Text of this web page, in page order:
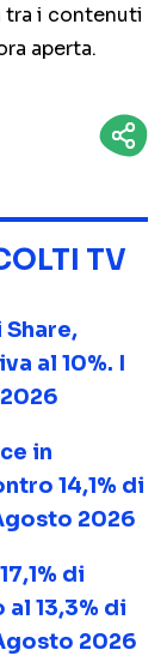
tra i contenuti
aperta.
TV
Share,
al 10%. I
in
14,1% di
2026
di
13,3% di
2026